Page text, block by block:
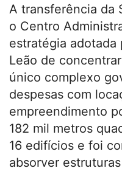
A transferência da
o Centro
estratégia adotada
Leão de
único complexo
despesas com
empreendimento
182 mil metros
16 edifícios e foi
absorver